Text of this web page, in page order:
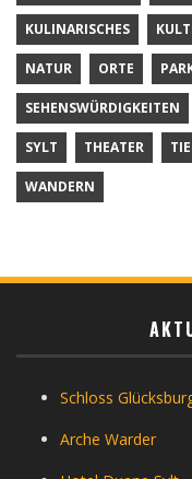
KULINARISCHES
NATUR ORTE
SEHENSWÜRDIGKEITEN
SYLT THEATER
WANDERN
Schloss
Arche Warder